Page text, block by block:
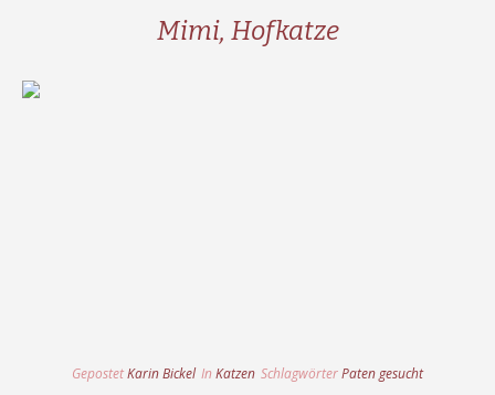
Mimi, Hofkatze
GepostetKarin Bickel In Katzen SchlagwörterPaten gesucht